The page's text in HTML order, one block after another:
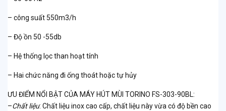
– công suất 550m3/h
– Độ ồn 50 -55db
– Hệ thống lọc than hoạt tính
– Hai chức năng đi ống thoát hoặc tự hủy
ƯU ĐIỂM NỔI BẬT CỦA MÁY HÚT MÙI TORINO FS-303-90BL:
–Chất liệu: Chất liệu inox cao cấp, chất liệu này vừa có độ bền cao